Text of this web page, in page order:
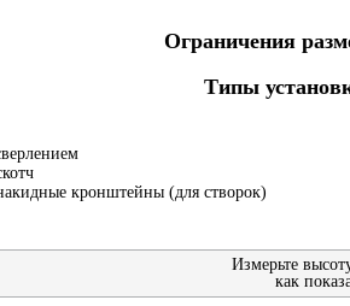
Ограничения
Типы
кронштейны (для створок)
Измерьте
как